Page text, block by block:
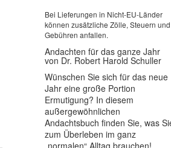
Bei Lieferungen in Nicht-EU-Länder
können zusätzliche Zölle, Steuern und
Gebühren anfallen.
Andachten für das ganze Jahr
von Dr. Robert Harold Schuller
Wünschen Sie sich für das neue
Jahr eine große Portion
Ermutigung? In diesem
außergewöhnlichen
Andachtsbuch finden Sie, was
zum Überleben im ganz
„normalen“ Alltag brauchen!